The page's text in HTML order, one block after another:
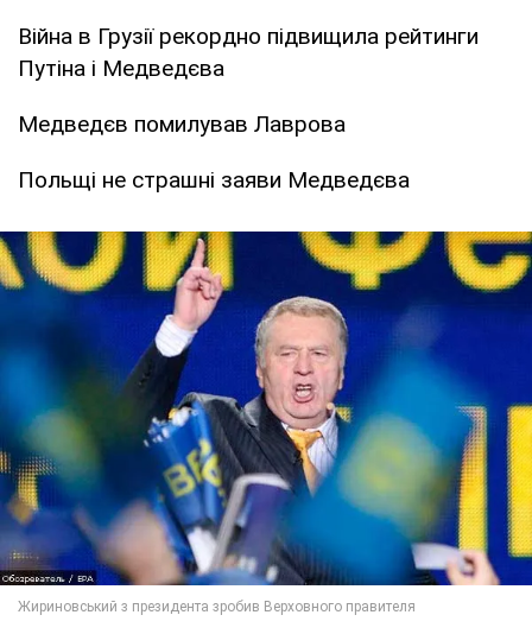
Війна в Грузії рекордно підвищила рейтинги
Путіна і Медведєва
Медведєв помилував Лаврова
Польщі не страшні заяви Медведєва